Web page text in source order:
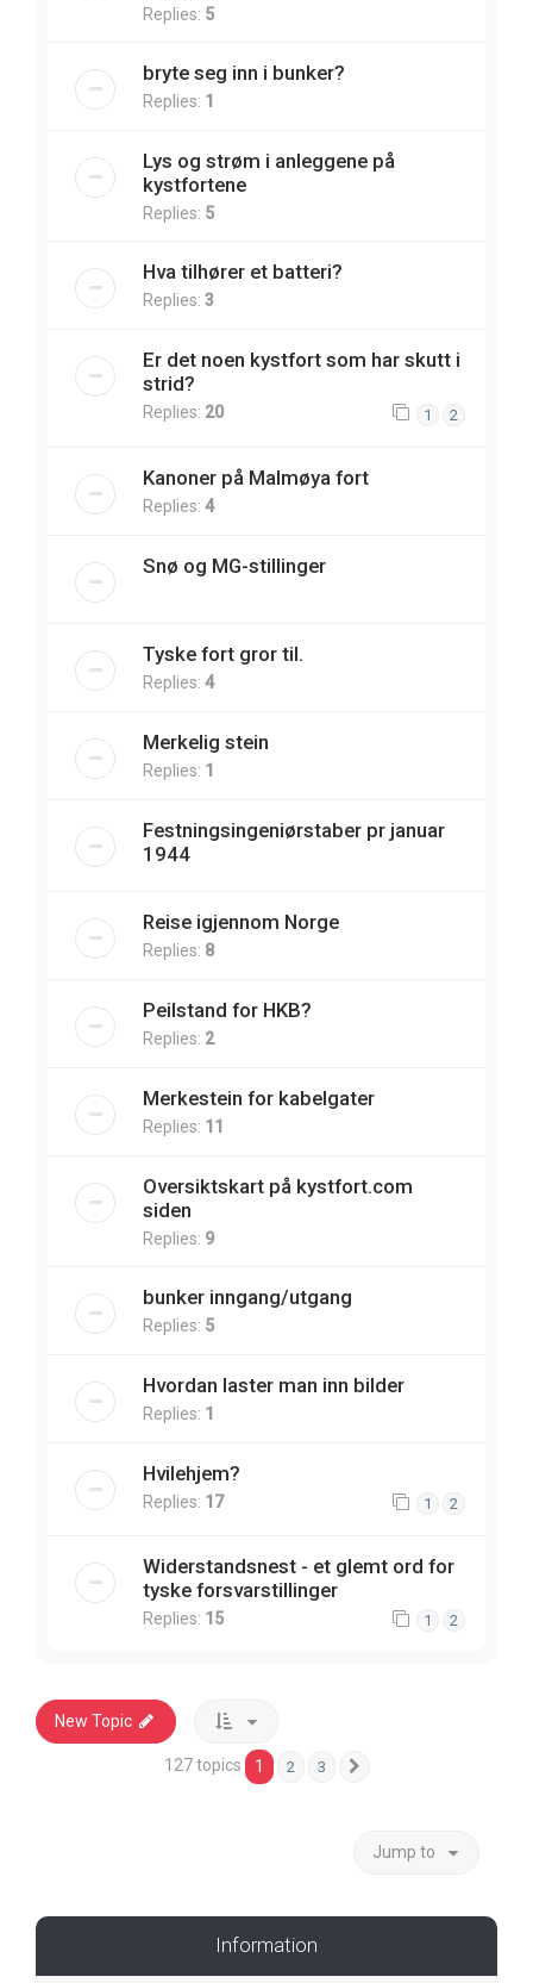
Replies: 5
bryte seg inn i bunker?
Replies: 1
Lys og strøm i anleggene på
kystfortene
Replies: 5
Hva tilhører et batteri?
Replies: 3
Er det noen kystfort som har skutt i
strid?
Replies: 20 1 2
Kanoner på Malmøya fort
Replies: 4
Snø og MG-stillinger
Tyske fort gror til.
Replies: 4
Merkelig stein
Replies: 1
Festningsingeniørstaber pr januar
1944
Reise igjennom Norge
Replies: 8
Peilstand for HKB?
Replies: 2
Merkestein for kabelgater
Replies: 11
Oversiktskart på kystfort.com
siden
Replies: 9
bunker inngang/utgang
Replies: 5
Hvordan laster man inn bilder
Replies: 1
Hvilehjem?
Replies: 17 1 2
Widerstandsnest - et glemt ord for
tyske forsvarstillinger
Replies: 15 1 2
New Topic
127 topics 1 2 3
Jump to
Information